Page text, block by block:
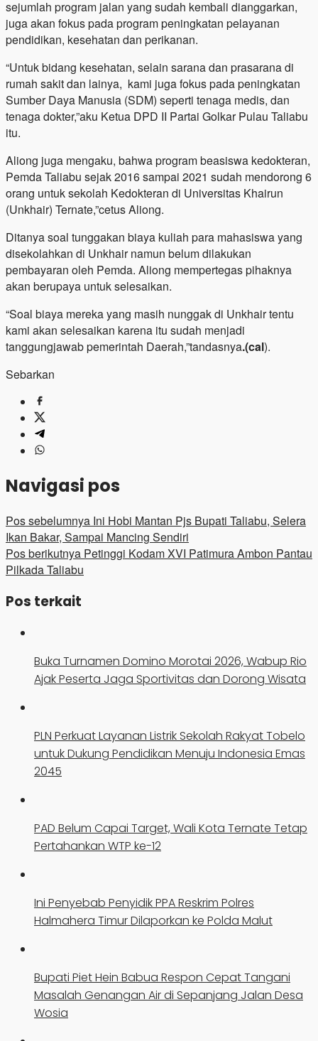
sejumlah program jalan yang sudah kembali dianggarkan,
juga akan fokus pada program peningkatan pelayanan
pendidikan, kesehatan dan perikanan.
“Untuk bidang kesehatan, selain sarana dan prasarana di
rumah sakit dan lainya, kami juga fokus pada peningkatan
Sumber Daya Manusia (SDM) seperti tenaga medis, dan
tenaga dokter,”aku Ketua DPD II Partai Golkar Pulau Taliabu
itu.
Aliong juga mengaku, bahwa program beasiswa kedokteran,
Pemda Taliabu sejak 2016 sampai 2021 sudah mendorong 6
orang untuk sekolah Kedokteran di Universitas Khairun
(Unkhair) Ternate,”cetus Aliong.
Ditanya soal tunggakan biaya kuliah para mahasiswa yang
disekolahkan di Unkhair namun belum dilakukan
pembayaran oleh Pemda. Aliong mempertegas pihaknya
akan berupaya untuk selesaikan.
“Soal biaya mereka yang masih nunggak di Unkhair tentu
kami akan selesaikan karena itu sudah menjadi
tanggungjawab pemerintah Daerah,”tandasnya.(cal).
Sebarkan
Navigasi pos
Pos sebelumnya Ini Hobi Mantan Pjs Bupati Taliabu, Selera
Ikan Bakar, Sampai Mancing Sendiri
Pos berikutnya Petinggi Kodam XVI Patimura Ambon Pantau
Pilkada Taliabu
Pos terkait
Buka Turnamen Domino Morotai 2026, Wabup Rio
Ajak Peserta Jaga Sportivitas dan Dorong Wisata
PLN Perkuat Layanan Listrik Sekolah Rakyat Tobelo
untuk Dukung Pendidikan Menuju Indonesia Emas
2045
PAD Belum Capai Target, Wali Kota Ternate Tetap
Pertahankan WTP ke-12
Ini Penyebab Penyidik PPA Reskrim Polres
Halmahera Timur Dilaporkan ke Polda Malut
Bupati Piet Hein Babua Respon Cepat Tangani
Masalah Genangan Air di Sepanjang Jalan Desa
Wosia